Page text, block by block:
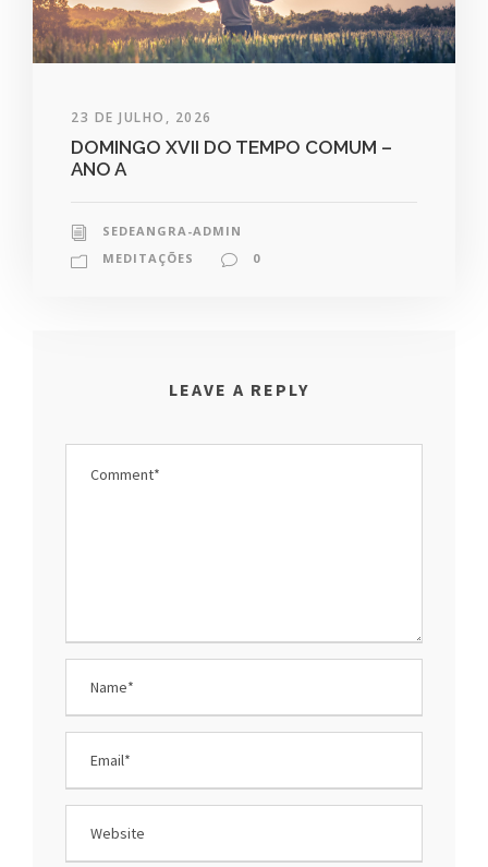
23 DE JULHO, 2026
DOMINGO XVII DO TEMPO COMUM –
ANO A
SEDEANGRA-ADMIN
MEDITAÇÕES
0
LEAVE A REPLY